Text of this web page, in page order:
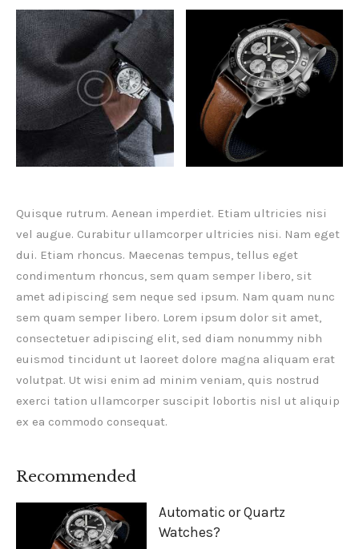
Quisque rutrum. Aenean imperdiet. Etiam ultricies nisi
vel augue. Curabitur ullamcorper ultricies nisi. Nam eget
dui. Etiam rhoncus. Maecenas tempus, tellus eget
condimentum rhoncus, sem quam semper libero, sit
amet adipiscing sem neque sed ipsum. Nam quam nunc
sem quam semper libero. Lorem ipsum dolor sit amet,
consectetuer adipiscing elit, sed diam nonummy nibh
euismod tincidunt ut laoreet dolore magna aliquam erat
volutpat. Ut wisi enim ad minim veniam, quis nostrud
exerci tation ullamcorper suscipit lobortis nisl ut aliquip
ex ea commodo consequat.
Recommended
Automatic or Quartz
Watches?